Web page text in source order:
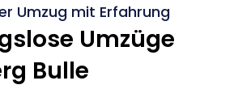
Umzug mit Erfahrung
Umzüge
Bulle